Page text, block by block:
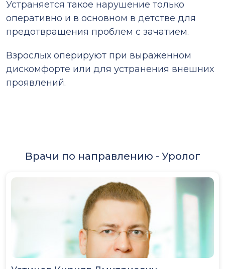
Устраняется такое нарушение только
оперативно и в основном в детстве для
предотвращения проблем с зачатием.
Взрослых оперируют при выраженном
дискомфорте или для устранения внешних
проявлений.
Врачи по направлению - Уролог